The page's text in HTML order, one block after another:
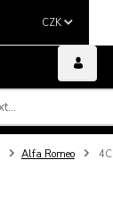
CZK
Alfa Romeo 4C